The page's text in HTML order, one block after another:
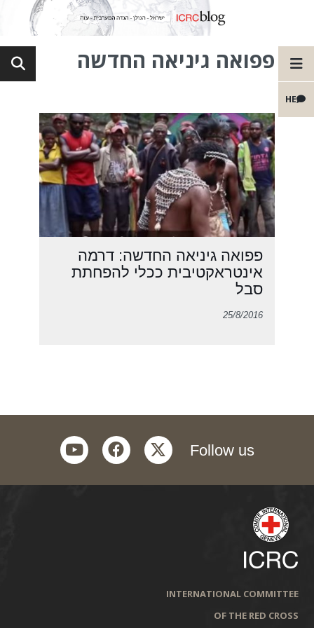
HE
פפואה גיניאה החדשה
פפואה גיניאה החדשה: דרמה
אינטראקטיבית ככלי להפחתת
סבל
25/8/2016
Follow us
twitter
facebook
youtube
INTERNATIONAL COMMITTEE
OF THE RED CROSS